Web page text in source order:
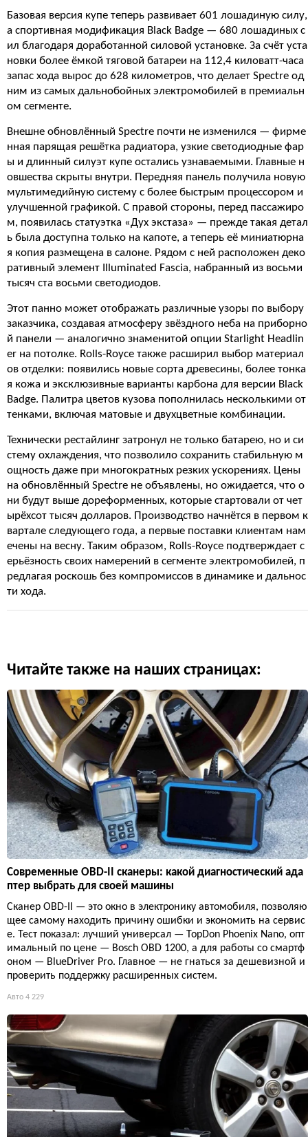
Базовая версия купе теперь развивает 601 лошадиную силу,
а спортивная модификация Black Badge — 680 лошадиных с
ил благодаря доработанной силовой установке. За счёт уста
новки более ёмкой тяговой батареи на 112,4 киловатт-часа
запас хода вырос до 628 километров, что делает Spectre од
ним из самых дальнобойных электромобилей в премиальн
ом сегменте.
Внешне обновлённый Spectre почти не изменился — фирме
нная парящая решётка радиатора, узкие светодиодные фар
ы и длинный силуэт купе остались узнаваемыми. Главные н
овшества скрыты внутри. Передняя панель получила новую
мультимедийную систему с более быстрым процессором и
улучшенной графикой. С правой стороны, перед пассажиро
м, появилась статуэтка «Дух экстаза» — прежде такая детал
ь была доступна только на капоте, а теперь её миниатюрна
я копия размещена в салоне. Рядом с ней расположен деко
ративный элемент Illuminated Fascia, набранный из восьми
тысяч ста восьми светодиодов.
Этот панно может отображать различные узоры по выбору
заказчика, создавая атмосферу звёздного неба на приборно
й панели — аналогично знаменитой опции Starlight Headlin
er на потолке. Rolls-Royce также расширил выбор материал
ов отделки: появились новые сорта древесины, более тонка
я кожа и эксклюзивные варианты карбона для версии Black
Badge. Палитра цветов кузова пополнилась несколькими от
тенками, включая матовые и двухцветные комбинации.
Технически рестайлинг затронул не только батарею, но и си
стему охлаждения, что позволило сохранить стабильную м
ощность даже при многократных резких ускорениях. Цены
на обновлённый Spectre не объявлены, но ожидается, что о
ни будут выше дореформенных, которые стартовали от чет
ырёхсот тысяч долларов. Производство начнётся в первом к
вартале следующего года, а первые поставки клиентам нам
ечены на весну. Таким образом, Rolls-Royce подтверждает с
ерьёзность своих намерений в сегменте электромобилей, п
редлагая роскошь без компромиссов в динамике и дальнос
ти хода.
Читайте также на наших страницах:
Современные OBD-II сканеры: какой диагностический ада
птер выбрать для своей машины
Сканер OBD-II — это окно в электронику автомобиля, позволяю
щее самому находить причину ошибки и экономить на сервис
е. Тест показал: лучший универсал — TopDon Phoenix Nano, опт
имальный по цене — Bosch OBD 1200, а для работы со смартф
оном — BlueDriver Pro. Главное — не гнаться за дешевизной и
проверить поддержку расширенных систем.
Авто 4 229